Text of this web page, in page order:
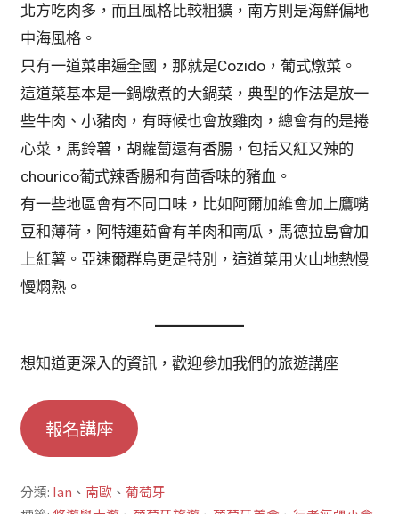
北方吃肉多，而且風格比較粗獷，南方則是海鮮偏地
中海風格。
只有一道菜串遍全國，那就是Cozido，葡式燉菜。
這道菜基本是一鍋燉煮的大鍋菜，典型的作法是放一
些牛肉、小豬肉，有時候也會放雞肉，總會有的是捲
心菜，馬鈴薯，胡蘿蔔還有香腸，包括又紅又辣的
chourico葡式辣香腸和有茴香味的豬血。
有一些地區會有不同口味，比如阿爾加維會加上鷹嘴
豆和薄荷，阿特連茹會有羊肉和南瓜，馬德拉島會加
上紅薯。亞速爾群島更是特別，這道菜用火山地熱慢
慢燜熟。
想知道更深入的資訊，歡迎參加我們的旅遊講座
報名講座
分類: Ian 、 南歐 、葡萄牙